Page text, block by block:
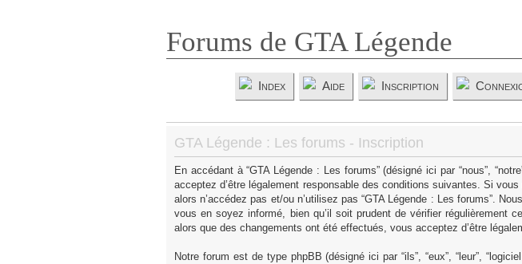
Forums de GTA Légende
Index Aide Inscription
GTA Légende : Les forums - Inscription
En accédant à “GTA Légende : Les forums” (désigné ici par “nous”,
acceptez d’être légalement responsable des conditions suivantes. Si
alors n’accédez pas et/ou n’utilisez pas “GTA Légende : Les forums”.
vous en soyez informé, bien qu’il soit prudent de vérifier régulièrement
alors que des changements ont été effectués, vous acceptez d’être
Notre forum est de type phpBB (désigné ici par “ils”, “eux”, “leur”,